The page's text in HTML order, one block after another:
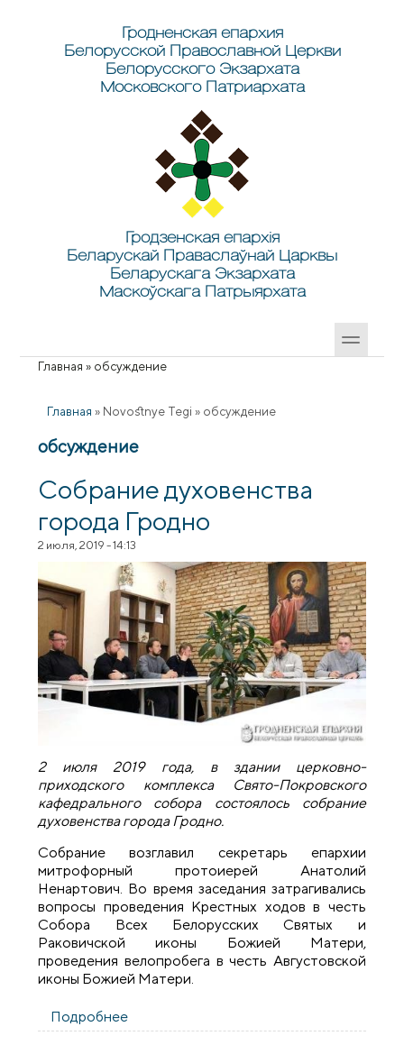
Гродненская епархия
Белорусской Православной Церкви
Белорусского Экзархата
Московского Патриархата
Гродзенская епархія
Беларускай Праваслаўнай Царквы
Беларускага Экзархата
Маскоўскага Патрыярхата
Главная » обсуждение
Главная » Novostnye Tegi » обсуждение
обсуждение
Собрание духовенства
города Гродно
2 июля, 2019 - 14:13
2 июля 2019 года, в здании церковно-
приходского комплекса Свято-Покровского
кафедрального собора состоялось собрание
духовенства города Гродно.
Собрание возглавил секретарь епархии
митрофорный протоиерей Анатолий
Ненартович. Во время заседания затрагивались
вопросы проведения Крестных ходов в честь
Собора Всех Белорусских Святых и
Раковичской иконы Божией Матери,
проведения велопробега в честь Августовской
иконы Божией Матери.
Подробнее